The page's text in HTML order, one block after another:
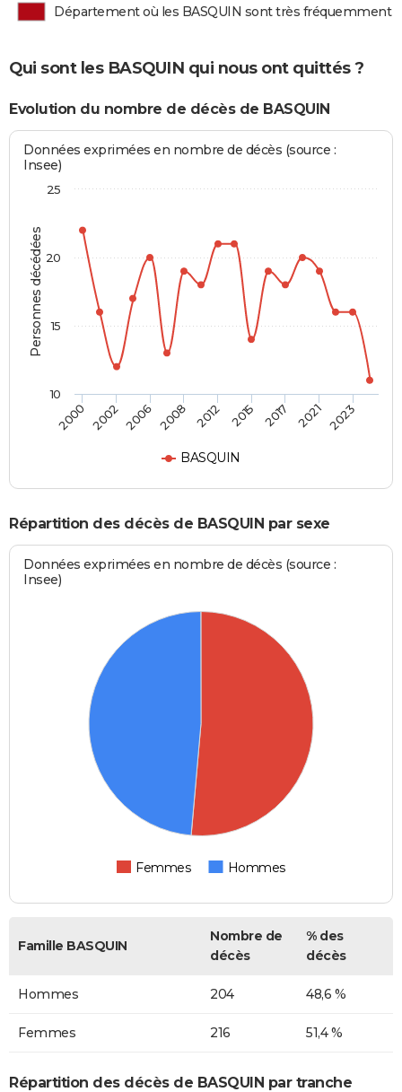
Département où les BASQUIN sont très fréquemment
Qui sont les BASQUIN qui nous ont quittés ?
Evolution du nombre de décès de BASQUIN
Personnes décédées
Données exprimées en nombre de décès (source :
Insee)
BASQUIN
2000 2002 2006 2008 2012 2015 2017 2021 2023
10
15
20
25
Répartition des décès de BASQUIN par sexe
Données exprimées en nombre de décès (source :
Insee)
Femmes Hommes
Famille BASQUIN
Nombre de
décès
% des
décès
Hommes 204 48,6 %
Femmes 216 51,4 %
Répartition des décès de BASQUIN par tranche